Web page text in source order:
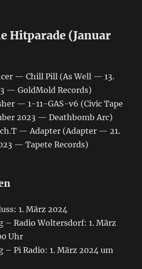
Hitparade (Januar
— Chill Pill (As Well — 13.
— GoldMold Records)
— 1-11-GAS-v6 (Civic Tape
2023 — Deathbomb Arc)
— Adapter (Adapter — 21.
— Tapete Records)
1. März 2024
– Radio Woltersdorf: 1. März
Uhr
– Pi Radio: 1. März 2024 um